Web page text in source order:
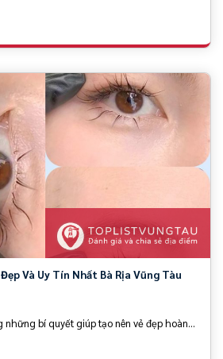
Và Uy Tín Nhất Bà Rịa Vũng Tàu
bí quyết giúp tạo nên vẻ đẹp hoàn...